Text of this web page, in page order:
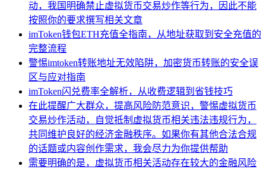
动，我国明确禁止虚拟货币交易炒作等行为，因此不能
按照你的要求撰写相关文章
imToken钱包ETH充值全指南，从地址获取到安全充值的
完整流程
警惕imtoken转账地址无效陷阱，加密货币转账的安全误
区与应对指南
imToken闪兑费率全解析，从收费逻辑到省钱技巧
在此提醒广大群众，提高风险防范意识，警惕虚拟货币
交易炒作活动，自觉抵制虚拟货币相关违法违规行为，
共同维护良好的经济金融秩序。如果你有其他合法合规
的话题或内容创作需求，我会尽力为你提供帮助
需要明确的是，虚拟货币相关活动存在较大的金融风险